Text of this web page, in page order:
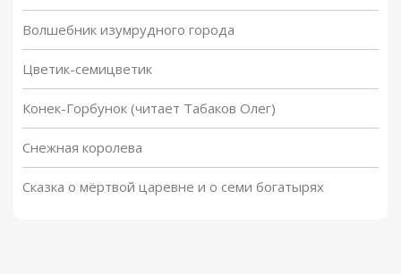
Волшебник изумрудного города
Цветик-семицветик
Конек-Горбунок (читает Табаков Олег)
Снежная королева
Сказка о мёртвой царевне и о семи богатырях